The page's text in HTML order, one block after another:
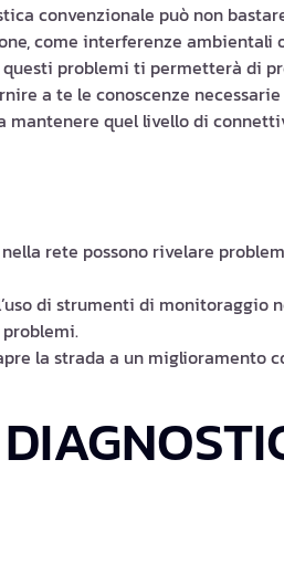
convenzionale può non
come interferenze
problemi ti permetterà di
a te le conoscenze
mantenere quel livello di
rete possono rivelare
di strumenti di monitoraggio
la strada a un miglioramento